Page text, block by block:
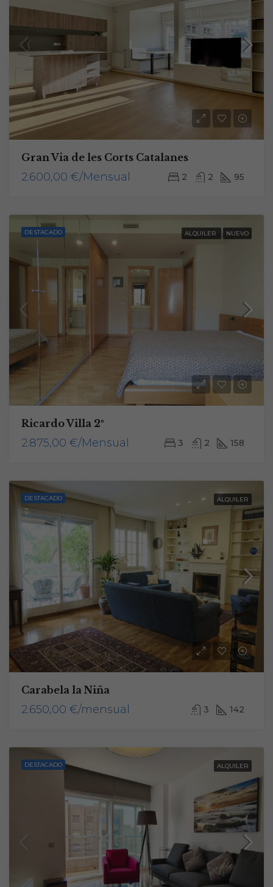
Gran Via de les Corts Catalanes
2.600,00 €/Mensual 2 2 95
DESTACADO ALQUILER NUEVO
Ricardo Villa 2º
2.875,00 €/Mensual 3 2 158
DESTACADO ALQUILER
Carabela la Niña
2.650,00 €/mensual 3 142
DESTACADO ALQUILER